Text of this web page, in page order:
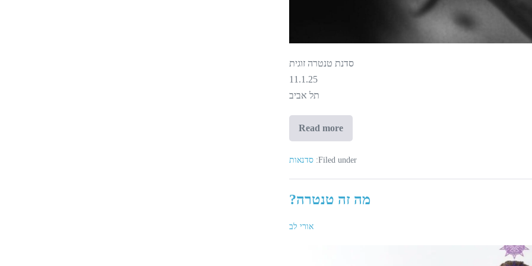
סדנת טנטרה זוגית
11.1.25
תל אביב
Read more
נגיעות-
סדנת
לזוגותFiled under: סדנאות
מה זה טנטרה?
אורי לב